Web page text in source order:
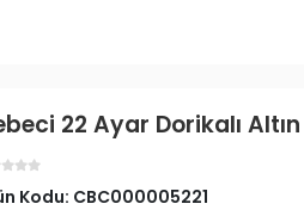
22 Ayar Dorikalı
Kodu: CBC000005221